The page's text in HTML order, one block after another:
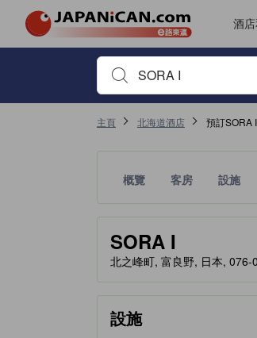
酒
首先輸入住宿名稱或關鍵字搜尋
主頁 北海道酒店 預訂SORA I
概覽 客房 設施
SORA I
tooltip
金星評級由夥伴網站提供，反映
北之峰町, 富良野, 日本, 076-
設施